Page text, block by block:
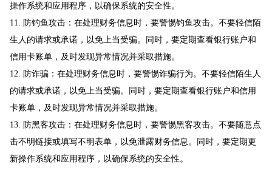
操作系统和应用程序，以确保系统的安全性。
11. 防钓鱼攻击：在处理财务信息时，要警惕钓鱼攻击。不要轻信陌
生人的请求或承诺，以免上当受骗。同时，要定期查看银行账户和
信用卡账单，及时发现异常情况并采取措施。
12. 防诈骗：在处理财务信息时，要警惕诈骗行为。不要轻信陌生人
的请求或承诺，以免上当受骗。同时，要定期查看银行账户和信用
卡账单，及时发现异常情况并采取措施。
13. 防黑客攻击：在处理财务信息时，要警惕黑客攻击。不要随意点
击不明链接或填写不明表单，以免泄露财务信息。同时，要定期更
新操作系统和应用程序，以确保系统的安全性。